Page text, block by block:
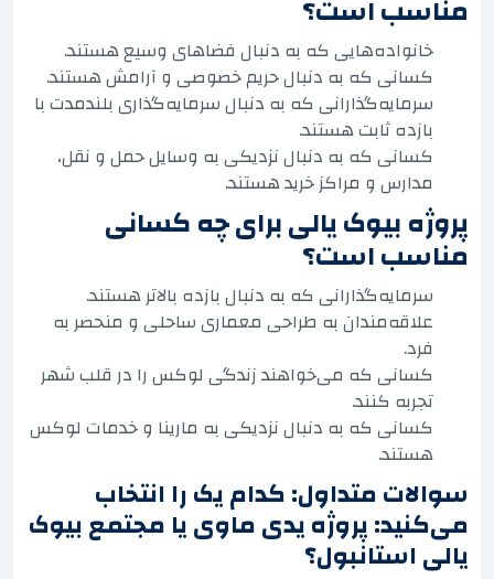
مناسب است؟
خانواده‌هایی که به دنبال فضاهای وسیع هستند.
کسانی که به دنبال حریم خصوصی و آرامش هستند.
سرمایه‌گذارانی که به دنبال سرمایه‌گذاری بلندمدت با
بازده ثابت هستند.
کسانی که به دنبال نزدیکی به وسایل حمل و نقل،
مدارس و مراکز خرید هستند.
پروژه بیوک یالی برای چه کسانی
مناسب است؟
سرمایه‌گذارانی که به دنبال بازده بالاتر هستند.
علاقه‌مندان به طراحی معماری ساحلی و منحصر به
فرد.
کسانی که می‌خواهند زندگی لوکس را در قلب شهر
تجربه کنند.
کسانی که به دنبال نزدیکی به مارینا و خدمات لوکس
هستند.
سوالات متداول: کدام یک را انتخاب
می‌کنید: پروژه یدی ماوی یا مجتمع بیوک
یالی استانبول؟